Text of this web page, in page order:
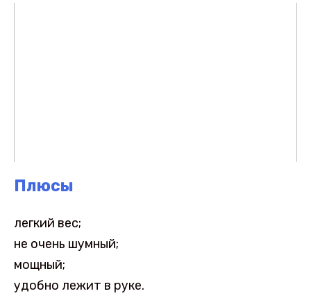
Плюсы
легкий вес;
не очень шумный;
мощный;
удобно лежит в руке.